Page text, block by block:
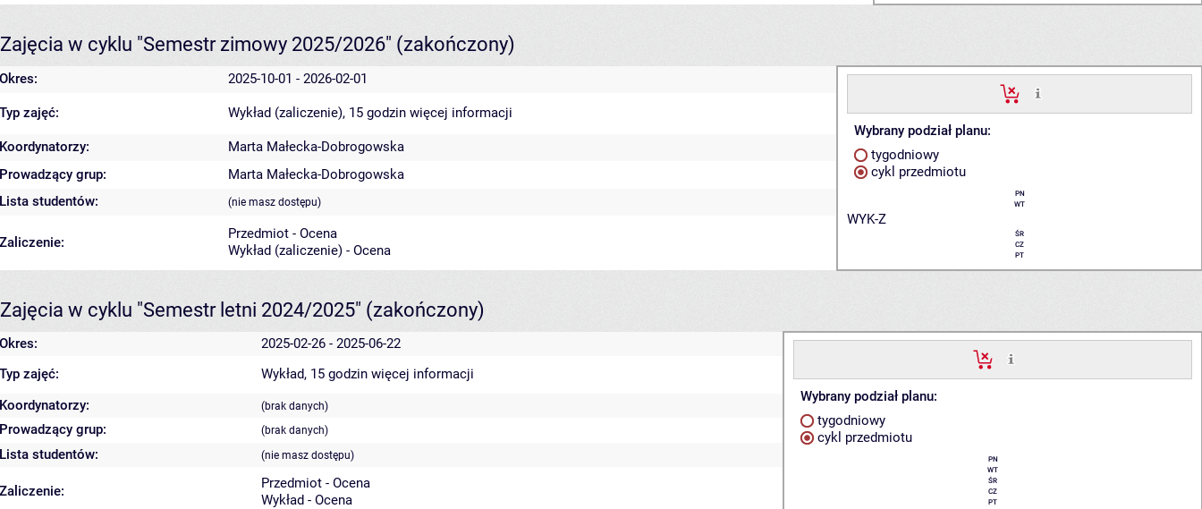
Zajęcia w cyklu "Semestr zimowy 2025/2026" (zakończony)
Okres: 2025-10-01 - 2026-02-01
Wybrany podział planu:
tygodniowy
cykl przedmiotu
PN
WT
WYK-Z
ŚR
CZ
PT
Typ zajęć: Wykład (zaliczenie), 15 godzin więcej informacji
Koordynatorzy:
Marta Małecka-Dobrogowska
Prowadzący grup:
Marta Małecka-Dobrogowska
Lista studentów:
(nie masz dostępu)
Zaliczenie:
Przedmiot - Ocena
Wykład (zaliczenie) - Ocena
Zajęcia w cyklu "Semestr letni 2024/2025" (zakończony)
Okres: 2025-02-26 - 2025-06-22
Wybrany podział planu:
tygodniowy
cykl przedmiotu
PN
WT
ŚR
CZ
PT
Typ zajęć: Wykład, 15 godzin więcej informacji
Koordynatorzy:
(brak danych)
Prowadzący grup: (brak danych)
Lista studentów: (nie masz dostępu)
Zaliczenie:
Przedmiot - Ocena
Wykład - Ocena